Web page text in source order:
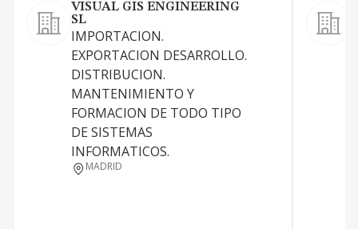
VISUAL GIS ENGINEERING
SL
IMPORTACION.
EXPORTACION DESARROLLO.
DISTRIBUCION.
MANTENIMIENTO Y
FORMACION DE TODO TIPO
DE SISTEMAS
INFORMATICOS.
MADRID